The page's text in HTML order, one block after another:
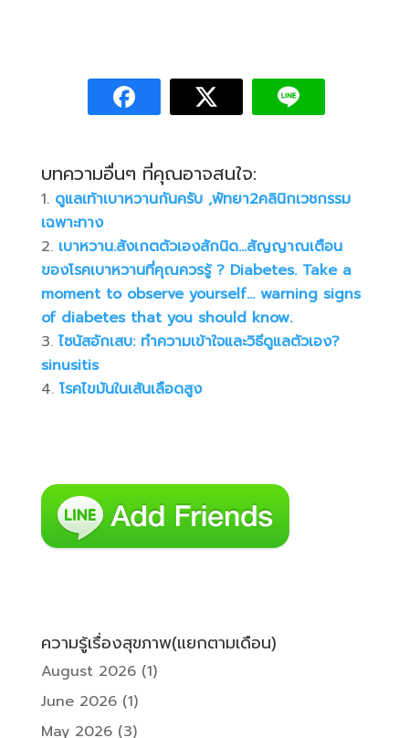
บทความอื่นๆ ที่คุณอาจสนใจ:
ดูแลเท้าเบาหวานกันครับ ,พัทยา2คลินิกเวชกรรม
เฉพาะทาง
เบาหวาน.สังเกตตัวเองสักนิด…สัญญาณเตือน
ของโรคเบาหวานที่คุณควรรู้ ? Diabetes. Take a
moment to observe yourself… warning signs
of diabetes that you should know.
ไซนัสอักเสบ: ทำความเข้าใจและวิธีดูแลตัวเอง?
sinusitis
โรคไขมันในเส้นเลือดสูง
ความรู้เรื่องสุขภาพ(แยกตามเดือน)
August 2026(1)
June 2026(1)
May 2026(3)